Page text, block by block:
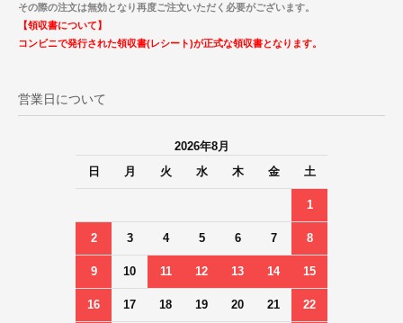
その際の注文は無効となり再度ご注文いただく必要がございます。
【領収書について】
コンビニで発行された領収書(レシート)が正式な領収書となります。
営業日について
2026年8月
日
月 火 水 木 金 土
1
2 3 4 5 6 7 8
9 10 11 12 13 14 15
16 17 18 19 20 21 22